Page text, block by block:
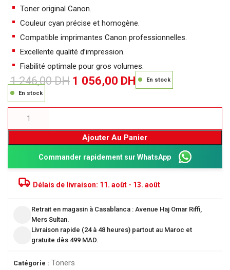
Toner original Canon.
Couleur cyan précise et homogène.
Compatible imprimantes Canon professionnelles.
Excellente qualité d’impression.
Fiabilité optimale pour gros volumes.
1 246,00DH 1 056,00 DH
En stock
En stock
Ajouter Au Panier
Commander rapidement sur WhatsApp
Délais de livraison: 11. août - 13. août
Retrait en magasin à Casablanca : Avenue Haj Omar Riffi,
Mers Sultan.
Livraison rapide (24 à 48 heures) partout au Maroc et
gratuite dès 499 MAD.
Catégorie : Toners